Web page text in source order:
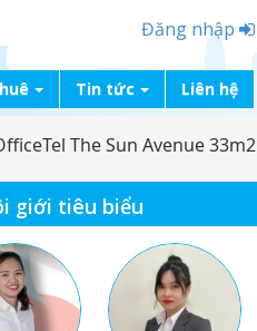
Đăng nhập
Tin tức Liên hệ
The Sun Avenue 33m2
giới tiêu biểu